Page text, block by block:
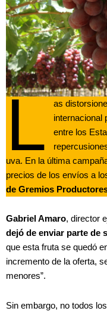
L
as
internacional
entre los
uva. En la última
precios de los envíos a
de Gremios
Gabriel Amaro, director
dejó de enviar parte de
que esta fruta se quedó
incremento de la oferta,
menores”.
Sin embargo, no todos